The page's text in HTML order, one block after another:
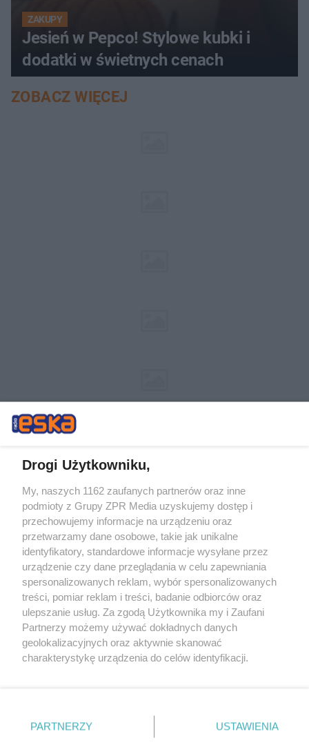
ZAKUPY
Jesień w Pepco! Stylowe kubki i
dodatki w świetnych cenach
ZOBACZ WIĘCEJ
Żaden utwór zamieszczony w serwisie nie może być powielany i
rozpowszechniany lub dalej rozpowszechniany w jakikolwiek sposób (w
tym także elektroniczny lub mechaniczny) na jakimkolwiek polu
eksploatacji w jakiejkolwiek formie, włącznie z umieszczaniem w
Internecie bez pisemnej zgody właściciela praw. Jakiekolwiek użycie lub
wykorzystanie utworów w całości lub w części z naruszeniem prawa,
tzn. bez właściwej zgody, jest zabronione pod groźbą kary i może być
ścigane prawnie.
Drogi Użytkowniku,
My, naszych 1162 zaufanych partnerów oraz inne
podmioty z Grupy ZPR Media uzyskujemy dostęp i
przechowujemy informacje na urządzeniu oraz
przetwarzamy dane osobowe, takie jak unikalne
identyfikatory, standardowe informacje wysyłane przez
urządzenie czy dane przeglądania w celu zapewniania
spersonalizowanych reklam, wybór spersonalizowanych
treści, pomiar reklam i treści, badanie odbiorców oraz
ulepszanie usług. Za zgodą Użytkownika my i Zaufani
Partnerzy możemy używać dokładnych danych
geolokalizacyjnych oraz aktywnie skanować
charakterystykę urządzenia do celów identyfikacji.
zmienić/wycofać klikając przycisk ustawień prywatności
znajdujący się w lewym dolnym rogu strony
PARTNERZY USTAWIENIA